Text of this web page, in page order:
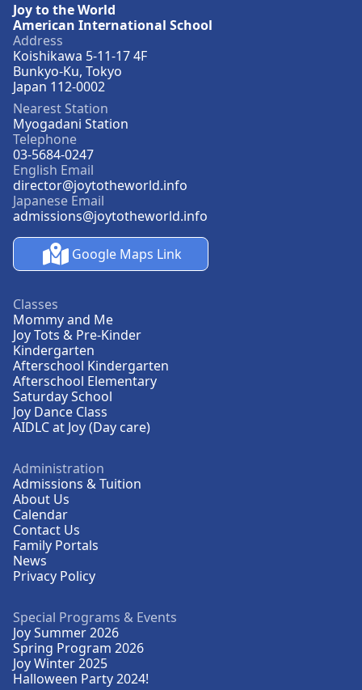
Joy to the World
American International School
Address
Koishikawa 5-11-17 4F
Bunkyo-Ku, Tokyo
Japan 112-0002
Nearest Station
Myogadani Station
Telephone
03-5684-0247
English Email
director@joytotheworld.info
Japanese Email
admissions@joytotheworld.info
Google Maps Link
Classes
Mommy and Me
Joy Tots & Pre-Kinder
Kindergarten
Afterschool Kindergarten
Afterschool Elementary
Saturday School
Joy Dance Class
AIDLC at Joy (Day care)
Administration
Admissions & Tuition
About Us
Calendar
Contact Us
Family Portals
News
Privacy Policy
Special Programs & Events
Joy Summer 2026
Spring Program 2026
Joy Winter 2025
Halloween Party 2024!